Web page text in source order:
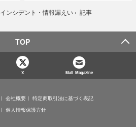
インシデント・情報漏えい › 記事
TOP
X Mail Magazine
会社概要
特定商取引法に基づく表記
個人情報保護方針